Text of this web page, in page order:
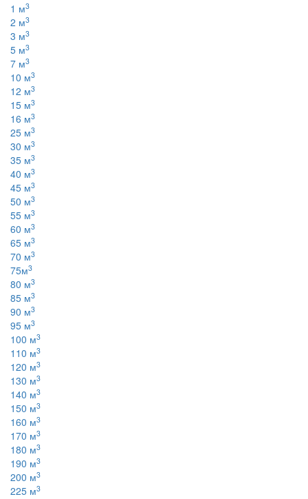
1 м3
2 м3
3 м3
5 м3
7 м3
10 м3
12 м3
15 м3
16 м3
25 м3
30 м3
35 м3
40 м3
45 м3
50 м3
55 м3
60 м3
65 м3
70 м3
75м3
80 м3
85 м3
90 м3
95 м3
100 м3
110 м3
120 м3
130 м3
140 м3
150 м3
160 м3
170 м3
180 м3
190 м3
200 м3
225 м3